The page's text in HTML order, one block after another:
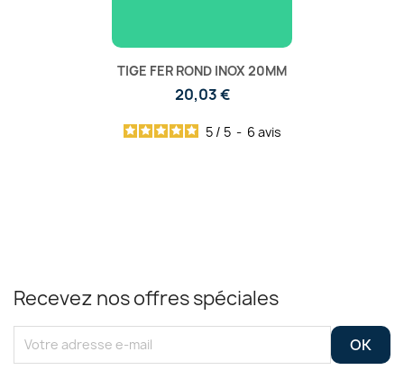
TIGE FER ROND INOX 20MM
20,03 €
5 / 5 - 6 avis
Recevez nos offres spéciales